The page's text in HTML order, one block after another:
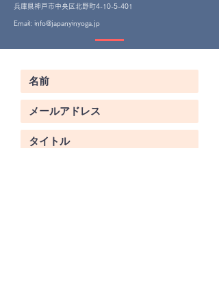
​兵庫県神戸市中央区北野町4-10-5-401
Email: info@japanyinyoga.jp